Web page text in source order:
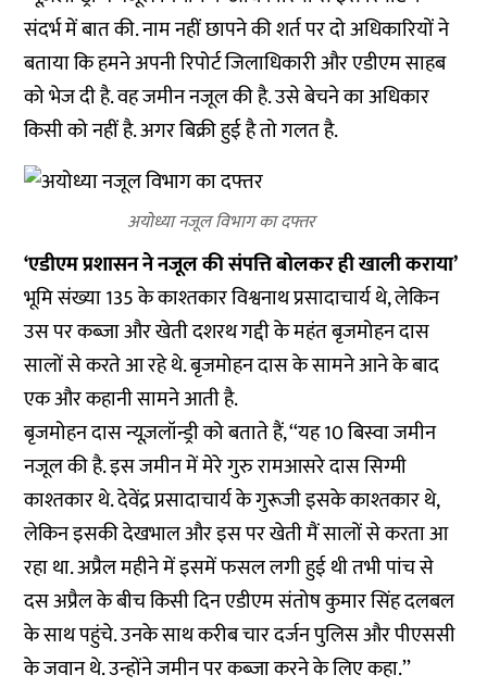
संदर्भ में बात की. नाम नहीं छापने की शर्त पर दो अधिकारियों ने
बताया कि हमने अपनी रिपोर्ट जिलाधिकारी और एडीएम साहब
को भेज दी है. वह जमीन नजूल की है. उसे बेचने का अधिकार
किसी को नहीं है. अगर बिक्री हुई है तो गलत है.
अयोध्या नजूल विभाग का दफ्तर
‘एडीएम प्रशासन ने नजूल की संपत्ति बोलकर ही खाली कराया’
भूमि संख्या 135 के काश्तकार विश्वनाथ प्रसादाचार्य थे, लेकिन
उस पर कब्जा और खेती दशरथ गद्दी के महंत बृजमोहन दास
सालों से करते आ रहे थे. बृजमोहन दास के सामने आने के बाद
एक और कहानी सामने आती है.
बृजमोहन दास न्यूज़लॉन्ड्री को बताते हैं, ‘‘यह 10 बिस्वा जमीन
नजूल की है. इस जमीन में मेरे गुरु रामआसरे दास सिग्मी
काश्तकार थे. देवेंद्र प्रसादाचार्य के गुरूजी इसके काश्तकार थे,
लेकिन इसकी देखभाल और इस पर खेती मैं सालों से करता आ
रहा था. अप्रैल महीने में इसमें फसल लगी हुई थी तभी पांच से
दस अप्रैल के बीच किसी दिन एडीएम संतोष कुमार सिंह दलबल
के साथ पहुंचे. उनके साथ करीब चार दर्जन पुलिस और पीएससी
के जवान थे. उन्होंने जमीन पर कब्जा करने के लिए कहा.’’